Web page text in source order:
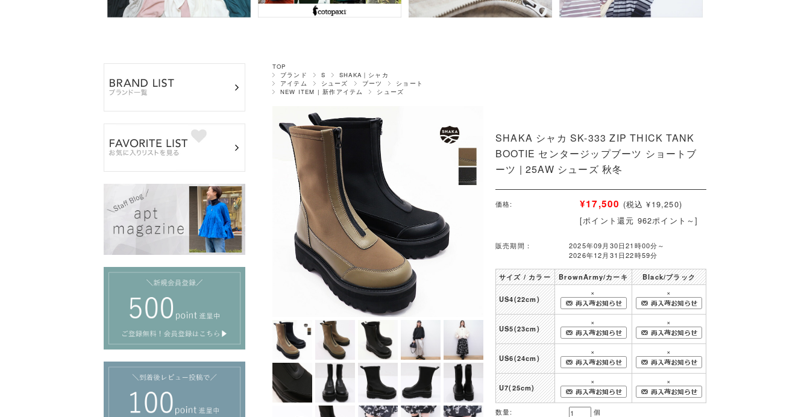
TOP
ブランド
S
SHAKA｜シャカ
アイテム
シューズ ブーツ
ショート
NEW ITEM | 新作アイテム
シューズ
SHAKA シャカ SK-333 ZIP THICK TANK
BOOTIE センタージップブーツ ショートブ
ーツ | 25AW シューズ 秋冬
価格: ¥17,500 (税込 ¥19,250)
[ポイント還元 962ポイント～]
販売期間：
2025年09月30日21時00分～
2026年12月31日22時59分
サイズ / カラー BrownArmy/カーキ Black/ブラック
US4(22cm)
× ×
US5(23cm)
× ×
US6(24cm)
× ×
U7(25cm)
× ×
数量: 個